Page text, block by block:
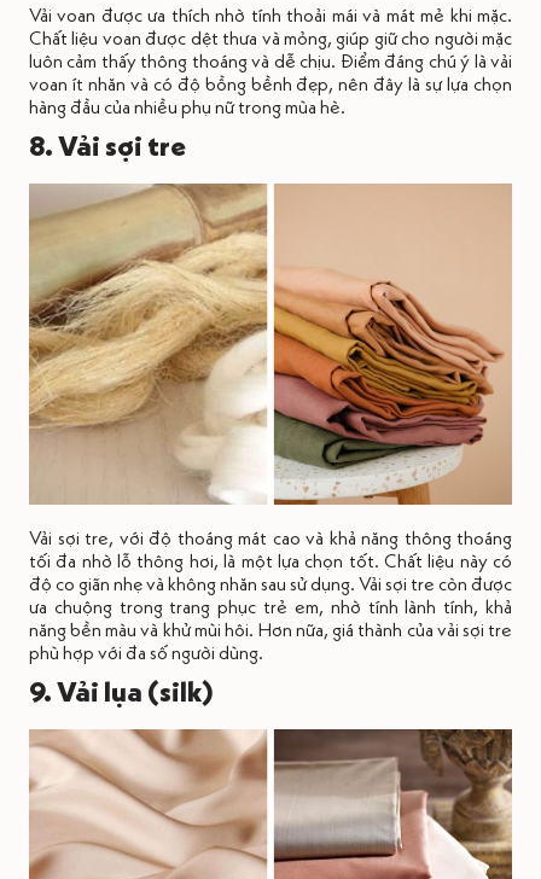
Vải voan được ưa thích nhờ tính thoải mái và mát mẻ khi mặc.
Chất liệu voan được dệt thưa và mỏng, giúp giữ cho người mặc
luôn cảm thấy thông thoáng và dễ chịu. Điểm đáng chú ý là vải
voan ít nhăn và có độ bồng bềnh đẹp, nên đây là sự lựa chọn
hàng đầu của nhiều phụ nữ trong mùa hè.
8. Vải sợi tre
Vải sợi tre, với độ thoáng mát cao và khả năng thông thoáng
tối đa nhờ lỗ thông hơi, là một lựa chọn tốt. Chất liệu này có
độ co giãn nhẹ và không nhăn sau sử dụng. Vải sợi tre còn được
ưa chuộng trong trang phục trẻ em, nhờ tính lành tính, khả
năng bền màu và khử mùi hôi. Hơn nữa, giá thành của vải sợi tre
phù hợp với đa số người dùng.
9. Vải lụa (silk)